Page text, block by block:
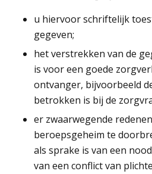
u hiervoor schriftelijk
gegeven;
het verstrekken van de
is voor een goede
ontvanger, bijvoorbeeld
betrokken is bij de
er zwaarwegende
beroepsgeheim te
als sprake is van een
van een conflict van